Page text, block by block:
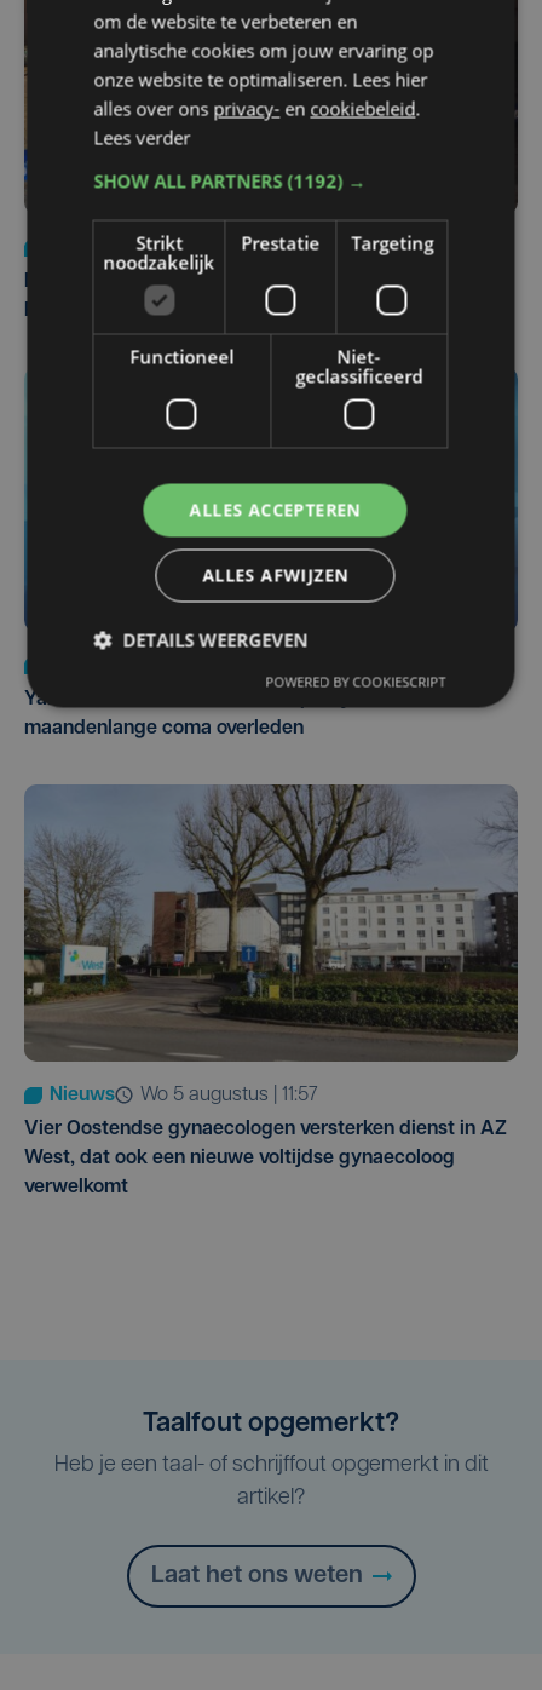
di 4 augustus | 09:32
Man en vrouw dood aangetroffen in woning in Sint-
Pieters Brugge
Yaro (19), slachtoffer van vechtpartij, is na
maandenlange coma overleden
Nieuws
wo 5 augustus | 11:57
Vier Oostendse gynaecologen versterken dienst in AZ
West, dat ook een nieuwe voltijdse gynaecoloog
verwelkomt
Taalfout opgemerkt?
Heb je een taal- of schrijffout opgemerkt in dit
artikel?
Laat het ons weten
om de website te verbeteren en
analytische cookies om jouw ervaring op
onze website te optimaliseren. Lees hier
alles over ons privacy- en cookiebeleid.
Lees verder
SHOW ALL PARTNERS(1192) →
Strikt
noodzakelijk
Prestatie Targeting
Functioneel
Niet-
geclassificeerd
ALLES ACCEPTEREN
ALLES AFWIJZEN
DETAILS WEERGEVEN
POWERED BY COOKIESCRIPT